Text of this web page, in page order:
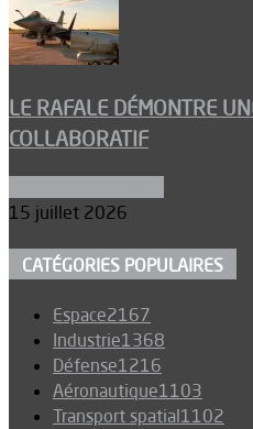
LE RAFALE DÉMONTRE
COLLABORATIF
15 juillet 2026
CATÉGORIES POPULAIRES
Espace2167
Industrie1368
Défense1216
Aéronautique1103
Transport spatial1102